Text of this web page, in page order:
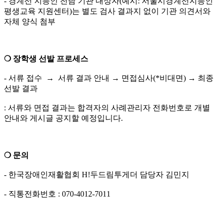
평생교육 지원센터)는 별도 검사 결과지 없이 기관 의견서와
자체 양식 첨부
❍ 장학생 선발 프로세스
- 서류 접수 → 서류 결과 안내 → 면접심사(*비대면) → 최종
선발 결과
: 서류와 면접 결과는 합격자의 사례관리자 전화번호로 개별
안내와 게시글 공지할 예정입니다.
❍ 문의
- 한국장애인재활협회 H!두드림투게더 담당자 김민지
- 직통전화번호 : 070-4012-7011